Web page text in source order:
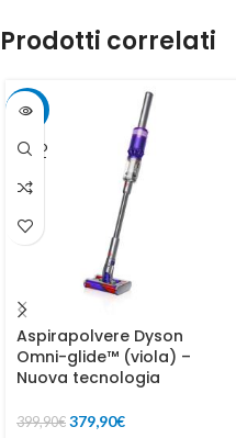
Prodotti correlati
-5%
SOLD
OUT
Aspirapolvere Dyson
Omni-glide™ (viola) –
Nuova tecnologia
399,90€ 379,90€